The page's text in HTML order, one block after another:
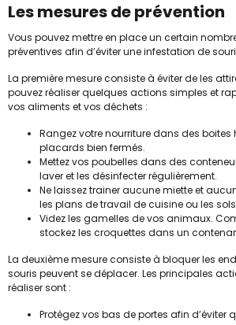
Les mesures de prévention
Vous pouvez mettre en place un certain
préventives afin d’éviter une infestation de
La première mesure consiste à éviter de les
pouvez réaliser quelques actions simples et
vos aliments et vos déchets :
Rangez votre nourriture dans des boites
placards bien fermés.
Mettez vos poubelles dans des
laver et les désinfecter régulièrement.
Ne laissez trainer aucune miette et
les plans de travail de cuisine ou les
Videz les gamelles de vos animaux.
stockez les croquettes dans un
La deuxième mesure consiste à bloquer les
souris peuvent se déplacer. Les principales
réaliser sont :
Protégez vos bas de portes afin d’éviter